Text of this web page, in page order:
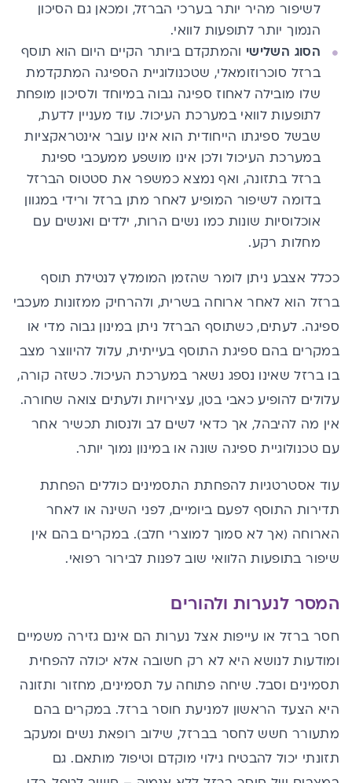
לשיפור מהיר יותר בערכי הברזל, ומכאן גם הסיכון
הנמוך יותר לתופעות לוואי.
הסוג השלישי והמתקדם ביותר הקיים היום הוא תוסף
ברזל סוכרוזומאלי, שטכנולוגיית הספיגה המתקדמת
שלו מובילה לאחוז ספיגה גבוה במיוחד ולסיכון מופחת
לתופעות לוואי במערכת העיכול. עוד מעניין לדעת,
שבשל ספיגתו הייחודית הוא אינו עובר אינטראקציות
במערכת העיכול ולכן אינו מושפע ממעכבי ספיגת
ברזל בתזונה, ואף נמצא כמשפר את סטטוס הברזל
בדומה לשיפור המופיע לאחר מתן ברזל ורידי במגוון
אוכלוסיות שונות כמו נשים הרות, ילדים ואנשים עם
מחלות רקע.
ככלל אצבע ניתן לומר שהזמן המומלץ לנטילת תוסף
ברזל הוא לאחר ארוחה בשרית, ולהרחיק ממזונות מעכבי
ספיגה. לעתים, כשתוסף הברזל ניתן במינון גבוה מדי או
במקרים בהם ספיגת התוסף בעייתית, עלול להיווצר מצב
בו ברזל שאינו נספג נשאר במערכת העיכול. כשזה קורה,
עלולים להופיע כאבי בטן, עצירויות ולעתים צואה שחורה.
אין מה להיבהל, אך כדאי לשים לב ולנסות תכשיר אחר
עם טכנולוגיית ספיגה שונה או במינון נמוך יותר.
עוד אסטרטגיות להפחתת התסמינים כוללים הפחתת
תדירות התוסף לפעם ביומיים, לפני השינה או לאחר
הארוחה (אך לא סמוך למוצרי חלב). במקרים בהם אין
שיפור בתופעות הלוואי שוב לפנות לבירור רפואי.
המסר לנערות ולהורים
חסר ברזל או עייפות אצל נערות הם אינם גזירה משמיים
ומודעות לנושא היא לא רק חשובה אלא יכולה להפחית
תסמינים וסבל. שיחה פתוחה על תסמינים, מחזור ותזונה
היא הצעד הראשון למניעת חוסר ברזל. במקרים בהם
מתעורר חשש לחסר בברזל, שילוב רופאת נשים ומעקב
תזונתי יכול להבטיח גילוי מוקדם וטיפול מותאם. גם